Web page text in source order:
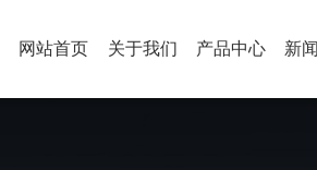
网站首页 关于我们 产品中心 新